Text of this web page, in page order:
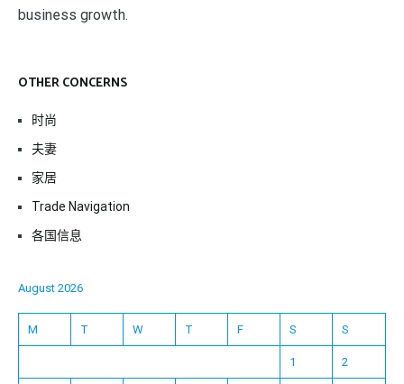
business growth.
OTHER CONCERNS
时尚
夫妻
家居
Trade Navigation
各国信息
August 2026
M T W T F S S
1 2